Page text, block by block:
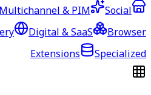
& PIM
Social
Digital & SaaS
Browser
Extensions
Specialized